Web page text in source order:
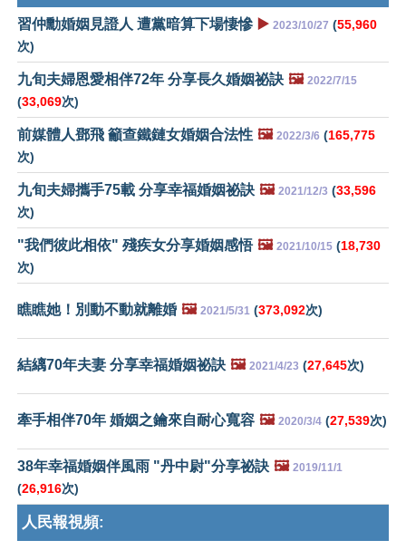
習仲勳婚姻見證人 遭黨暗算下場悽慘 ▶️ 2023/10/27 (55,960
次)
九旬夫婦恩愛相伴72年 分享長久婚姻祕訣 🖼️ 2022/7/15
(33,069次)
前媒體人鄧飛 籲查鐵鏈女婚姻合法性 🖼️ 2022/3/6 (165,775
次)
九旬夫婦攜手75載 分享幸福婚姻祕訣 🖼️ 2021/12/3 (33,596
次)
"我們彼此相依" 殘疾女分享婚姻感悟 🖼️ 2021/10/15 (18,730
次)
瞧瞧她！別動不動就離婚 🖼️ 2021/5/31 (373,092次)
結縭70年夫妻 分享幸福婚姻祕訣 🖼️ 2021/4/23 (27,645次)
牽手相伴70年 婚姻之鑰來自耐心寬容 🖼️ 2020/3/4 (27,539次)
38年幸福婚姻伴風雨 "丹中尉"分享祕訣 🖼️ 2019/11/1
(26,916次)
人民報視頻: